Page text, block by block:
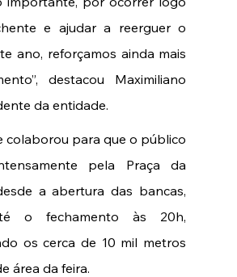
e ajudar a reerguer o
ano, reforçamos ainda mais
destacou Maximiliano
da entidade.
colaborou para que o público
pela Praça da
a abertura das bancas,
o fechamento às 20h,
os cerca de 10 mil metros
área da feira.